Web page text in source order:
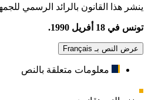
ينشر هذا القانون بالرائد الرسمي
تونس في 18 أفريل 1990.
عرض النص بـ Français
معلومات متعلقة بالنص